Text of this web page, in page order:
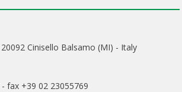
Cinisello Balsamo (MI) - Italy
fax +39 02 23055769